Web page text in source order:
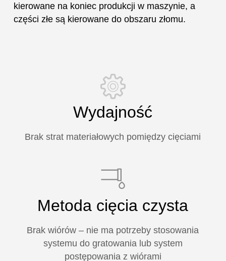
kierowane na koniec produkcji w maszynie, a
części złe są kierowane do obszaru złomu.
Wydajność
Brak strat materiałowych pomiędzy cięciami
Metoda cięcia czysta
Brak wiórów – nie ma potrzeby stosowania
systemu do gratowania lub system
postępowania z wiórami